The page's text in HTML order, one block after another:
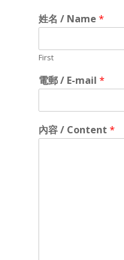
姓名 / Name*
First
電郵 / E-mail*
內容 / Content*